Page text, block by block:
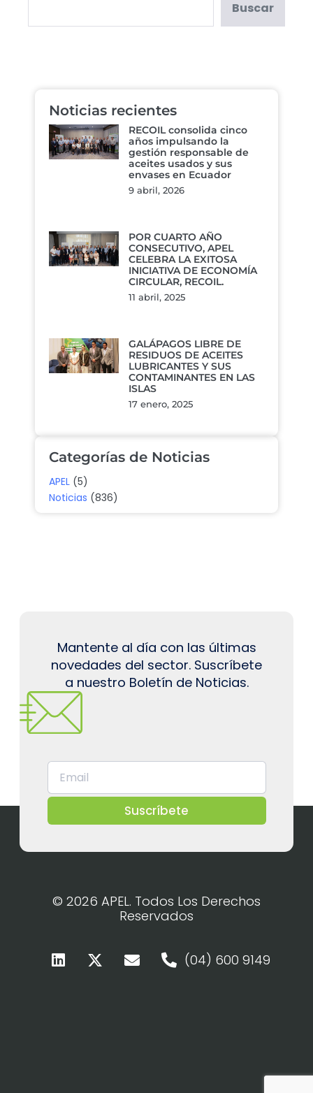
Buscar
Noticias recientes
RECOIL consolida cinco
años impulsando la
gestión responsable de
aceites usados y sus
envases en Ecuador
9 abril, 2026
POR CUARTO AÑO
CONSECUTIVO, APEL
CELEBRA LA EXITOSA
INICIATIVA DE ECONOMÍA
CIRCULAR, RECOIL.
11 abril, 2025
GALÁPAGOS LIBRE DE
RESIDUOS DE ACEITES
LUBRICANTES Y SUS
CONTAMINANTES EN LAS
ISLAS
17 enero, 2025
Categorías de Noticias
APEL (5)
Noticias (836)
Mantente al día con las últimas
novedades del sector. Suscríbete
a nuestro Boletín de Noticias.
Suscríbete
© 2026 APEL. Todos Los Derechos
Reservados
(04) 600 9149